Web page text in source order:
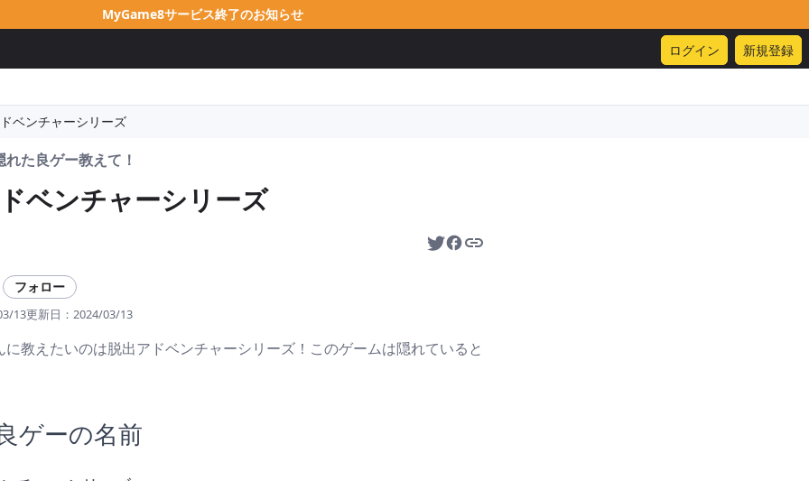
MyGame8サービス終了のお知らせ
ログイン 新規登録
ベンチャーシリーズ
た良ゲー教えて！
ベンチャーシリーズ
フォロー
13更新日： 2024/03/13
に教えたいのは脱出アドベンチャーシリーズ！このゲームは隠れていると
ゲーの名前